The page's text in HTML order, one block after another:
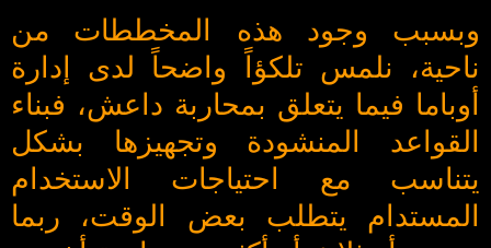
وبسبب وجود هذه المخططات من
ناحية، نلمس تلكؤاً واضحاً لدى إدارة
أوباما فيما يتعلق بمحاربة داعش، فبناء
القواعد المنشودة وتجهيزها بشكل
يتناسب مع احتياجات الاستخدام
المستدام يتطلب بعض الوقت، ربما